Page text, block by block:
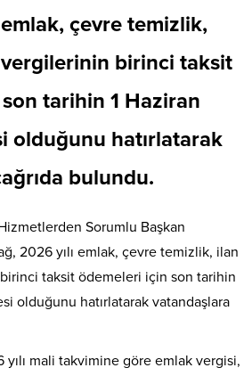
emlak, çevre temizlik,
birinci taksit
tarihin 1 Haziran
olduğunu hatırlatarak
bulundu.
Sorumlu Başkan
2026 yılı emlak, çevre temizlik, ilan
taksit ödemeleri için son tarihin
olduğunu hatırlatarak vatandaşlara
mali takvimine göre emlak vergisi,